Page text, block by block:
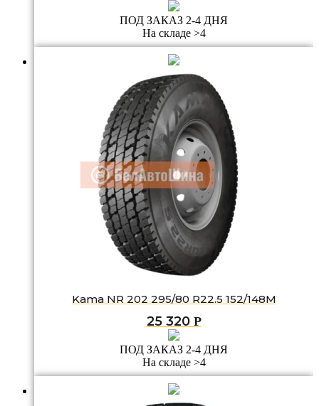
ПОД ЗАКАЗ 2-4 ДНЯ
На складе >4
Kama NR 202 295/80 R22.5 152/148M
25 320 Р
ПОД ЗАКАЗ 2-4 ДНЯ
На складе >4